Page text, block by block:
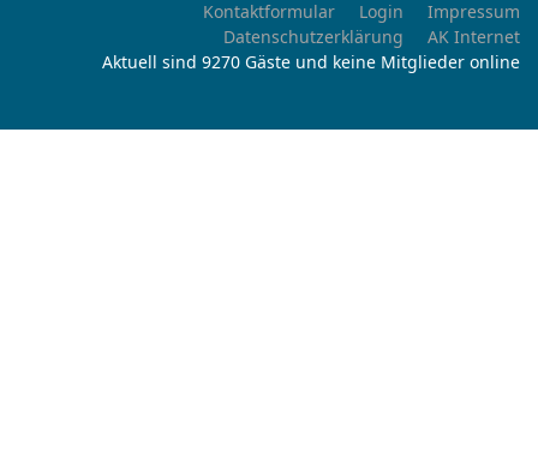
Kontaktformular
Login
Impressum
Datenschutzerklärung
AK Internet
Aktuell sind 9270 Gäste und keine Mitglieder online